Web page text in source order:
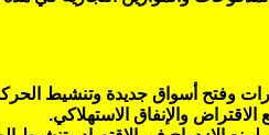
وفتح أسواق جديدة وتنشيط
والإنفاق الاستهلاكي.